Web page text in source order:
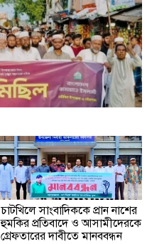
চাটখিলে সাংবাদিককে প্রান নাশের
হুমকির প্রতিবাদে ও আসামীদেরকে
গ্রেফতারের দাবীতে মানববন্ধন